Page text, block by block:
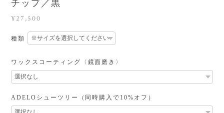
チップ／黒
¥27,500
種類
ワックスコーティング〈鏡面磨き〉
ADELOシューツリー（同時購入で10%オフ）